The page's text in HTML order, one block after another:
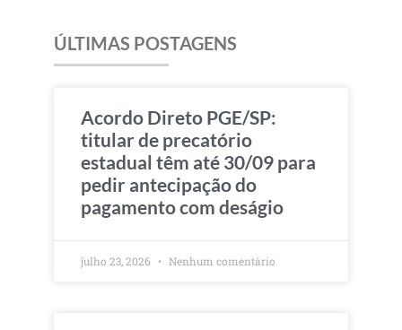
ÚLTIMAS POSTAGENS
Acordo Direto PGE/SP:
titular de precatório
estadual têm até 30/09 para
pedir antecipação do
pagamento com deságio
julho 23, 2026 Nenhum comentário